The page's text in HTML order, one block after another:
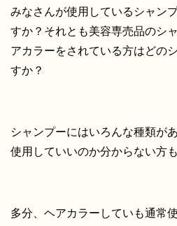
みなさんが使用しているシャン
すか？それとも美容専売品のシ
アカラーをされている方はどの
すか？
シャンプーにはいろんな種類が
使用していいのか分からない方
多分、ヘアカラーしていも通常